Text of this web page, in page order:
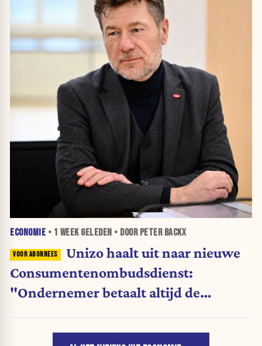
ECONOMIE • 1 WEEKGELEDEN • DOOR PETER BACKX
Unizo haalt uit naar nieuwe
Consumentenombudsdienst:
"Ondernemer betaalt altijd de